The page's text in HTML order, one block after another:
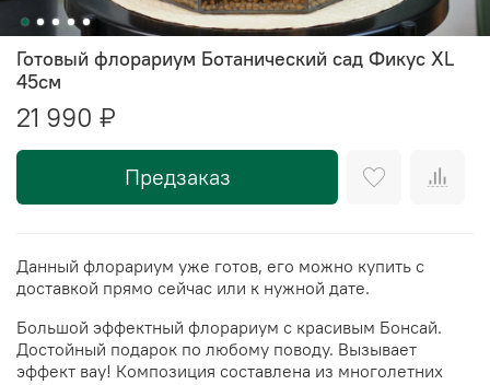
Готовый флорариум Ботанический сад Фикус XL
45см
21 990 ₽
Предзаказ
Данный флорариум уже готов, его можно купить с
доставкой прямо сейчас или к нужной дате.
Большой эффектный флорариум с красивым Бонсай.
Достойный подарок по любому поводу. Вызывает
эффект вау! Композиция составлена из многолетних